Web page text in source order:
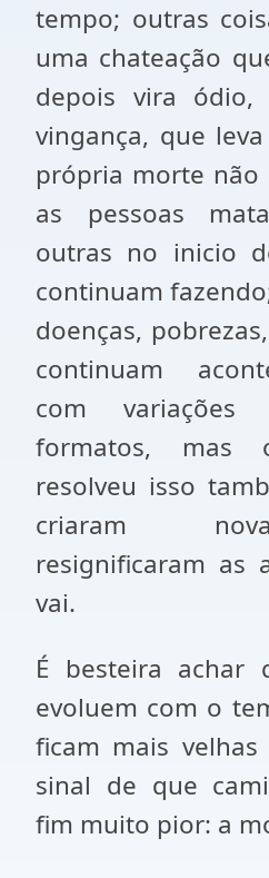
tempo; outras
uma chateação
depois vira
vingança, que
própria morte não
as pessoas
outras no inicio
continuam
doenças,
continuam
com
formatos, mas
resolveu isso
criaram
resignificaram as
vai.
É besteira achar
evoluem com o
ficam mais
sinal de que
fim muito pior: a